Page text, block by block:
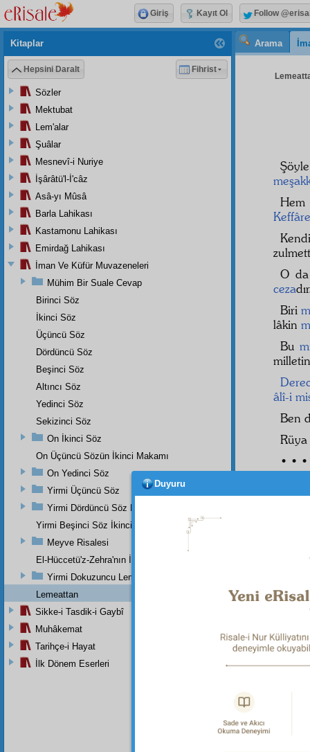
Arama
O
ceza
Biri
lâkin
Bu
âlî-i
Ben
• • •
tarik-i
Bir
Kitaplar
Hepsini Daralt Fihrist
Sözler
Mektubat
Lem'alar
Şuâlar
Mesnevî-i Nuriye
İşârâtü'l-İ'câz
Asâ-yı Mûsâ
Barla Lahikası
Kastamonu Lahikası
Emirdağ Lahikası
İman Ve Küfür Muvazeneleri
Mühim Bir Suale Cevap
Birinci Söz
İkinci Söz
Üçüncü Söz
Dördüncü Söz
Beşinci Söz
Altıncı Söz
Yedinci Söz
Sekizinci Söz
On İkinci Söz
On Üçüncü Sözün İkinci Makamı
On Yedinci Söz
Yirmi Üçüncü Söz
Yirmi Dördüncü Söz Beşinci Dal
Yirmi Beşinci Söz İkinci Cilve
Meyve Risalesi
El-Hüccetü'z-Zehra'nın İkinci Makamı
Yirmi Dokuzuncu Lem'a İkinci Bab
Lemeattan
Sikke-i Tasdik-i Gaybî
Muhâkemat
Tarihçe-i Hayat
İlk Dönem Eserleri
Giriş Kayıt Ol Follow
Duyuru